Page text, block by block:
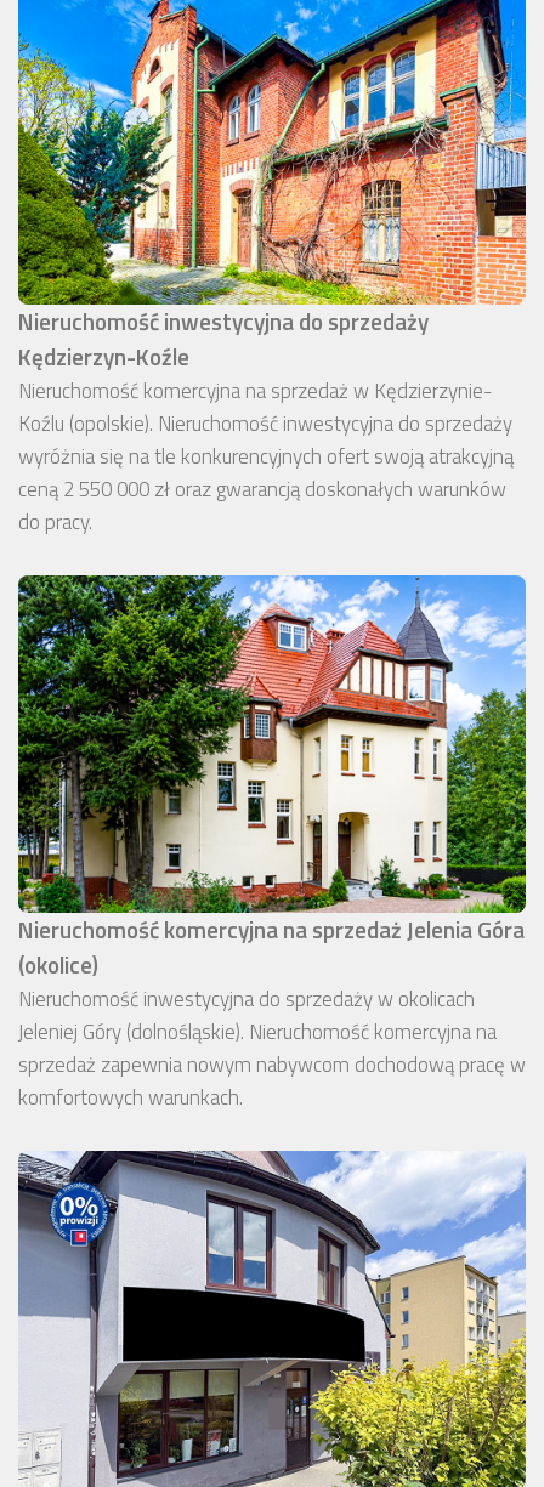
Nieruchomość inwestycyjna do sprzedaży
Kędzierzyn-Koźle
Nieruchomość komercyjna na sprzedaż w Kędzierzynie-
Koźlu (opolskie). Nieruchomość inwestycyjna do sprzedaży
wyróżnia się na tle konkurencyjnych ofert swoją atrakcyjną
ceną 2 550 000 zł oraz gwarancją doskonałych warunków
do pracy.
Nieruchomość komercyjna na sprzedaż Jelenia Góra
(okolice)
Nieruchomość inwestycyjna do sprzedaży w okolicach
Jeleniej Góry (dolnośląskie). Nieruchomość komercyjna na
sprzedaż zapewnia nowym nabywcom dochodową pracę w
komfortowych warunkach.